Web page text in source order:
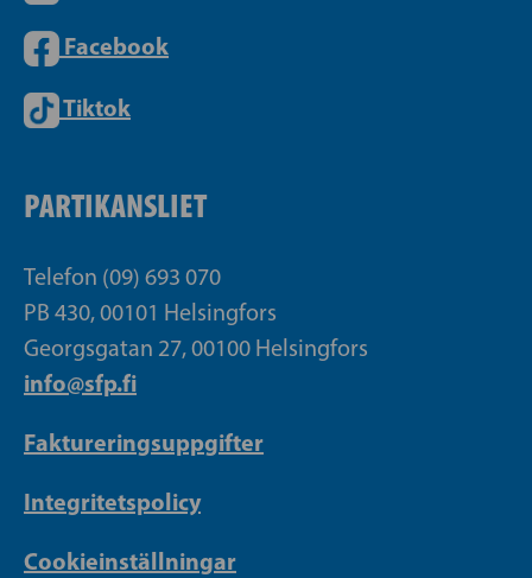
Facebook
Tiktok
PARTIKANSLIET
Telefon (09) 693 070
PB 430, 00101 Helsingfors
Georgsgatan 27, 00100 Helsingfors
info@sfp.fi
Faktureringsuppgifter
Integritetspolicy
Cookieinställningar